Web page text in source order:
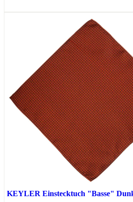
KEYLER Einstecktuch "Basse"